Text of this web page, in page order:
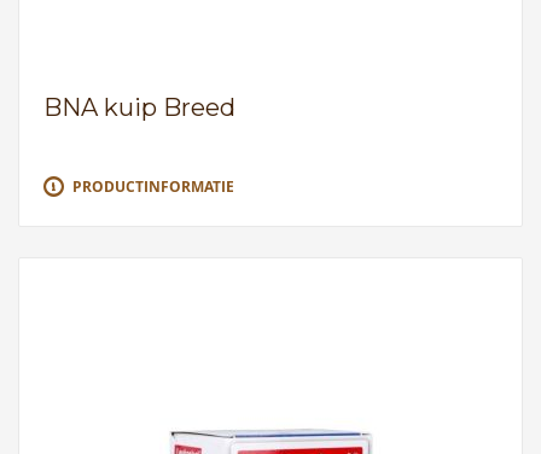
BNA kuip Breed
PRODUCTINFORMATIE